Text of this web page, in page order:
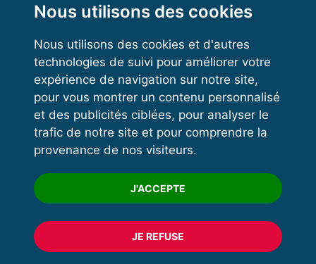
Nous utilisons des cookies
Nous utilisons des cookies et d'autres
technologies de suivi pour améliorer votre
expérience de navigation sur notre site,
pour vous montrer un contenu personnalisé
et des publicités ciblées, pour analyser le
trafic de notre site et pour comprendre la
provenance de nos visiteurs.
J'ACCEPTE
JE REFUSE
Kettlebell
VOS ESPACES
Espace dirigeant
Espace licencié
Trouver un club
Formation
© 2020 FFFORCE Tous droits réservés